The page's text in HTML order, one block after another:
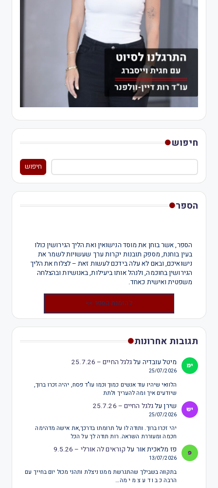
חיפוש
חיפוש
הספר
הספר, אשר בוחן את מוסד הנישואין ואת הליך הגירושין כולו
בעין בוחנת, מספק תובנות יקרות ערך שעשויות לשמר את
נישואיכם, ובאם לא עלה בידכם לעשות זאת – לצלוח את הליך
הגירושין בחוכמה, ולנהל אותו ביעילות, באנושיות ובהצלחה
משפטית ואישית כאחד.
להזמנת הספר >>
תגובות אחרונות
מיטל עובדיה עלגלגל החיים – 25.7.26
25/07/2026
הלוואי שיהיו עוד אנשים כמוך וכמו עו"ד פסח, יהיה זכרו ברוך,
שיודעים איך ומה להעריך ולתת
שירןעלגלגל החיים – 25.7.26
25/07/2026
יהי זכרו ברוך. ותודה לו על תרומתו בדרכך,את אישה מדהימה
חכמה ומעוררת השראה. רות תודה לך על הכל
פז מלאכית אור על קוראים לה אורלי – 9.5.26
13/07/2026
בתקווה בשבילך שהתגרשת ממנו ניצלת ותהני מכול יום בחייך עם
הרבה כ ב ו ד ע צ מ י מה…